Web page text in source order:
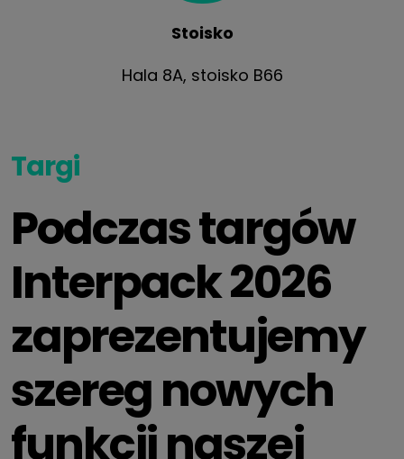
Stoisko
Hala 8A, stoisko B66
Targi
Podczas targów
Interpack 2026
zaprezentujemy
szereg nowych
funkcji naszej